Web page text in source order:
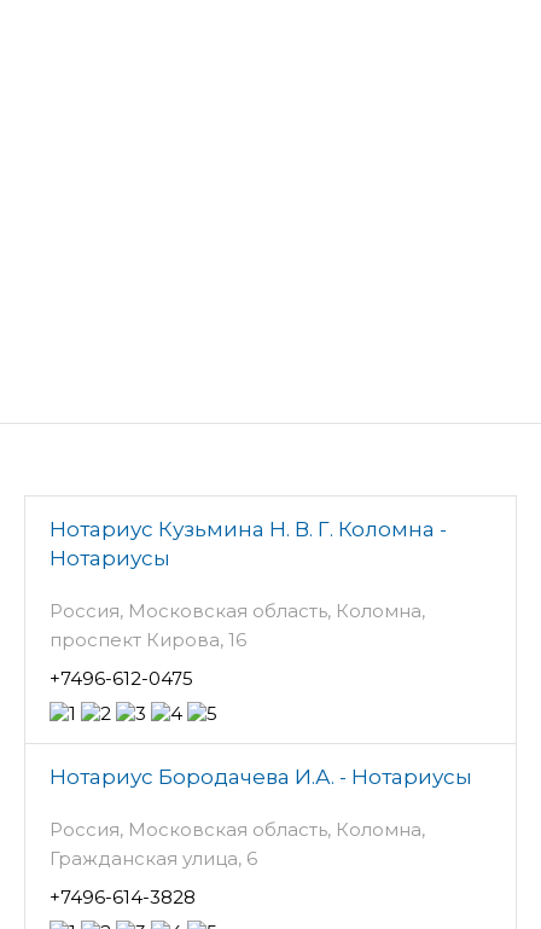
Нотариус Кузьмина Н. В. Г. Коломна -
Нотариусы
Россия, Московская область, Коломна,
проспект Кирова, 16
+7496-612-0475
Нотариус Бородачева И.А. - Нотариусы
Россия, Московская область, Коломна,
Гражданская улица, 6
+7496-614-3828